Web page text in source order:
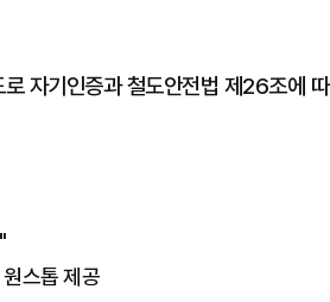
자기인증과 철도안전법 제26조에 따
스톱 제공